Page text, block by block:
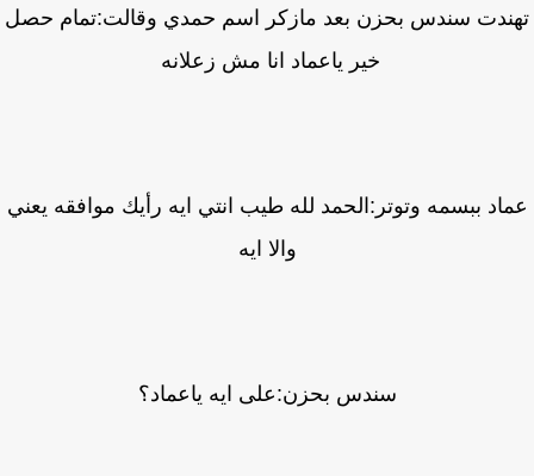
سندس بحزن بعد مازكر اسم حمدي وقالت:تمام حصل
خير ياعماد انا مش زعلانه
ببسمه وتوتر:الحمد لله طيب انتي ايه رأيك موافقه يعني
والا ايه
سندس بحزن:على ايه ياعماد؟